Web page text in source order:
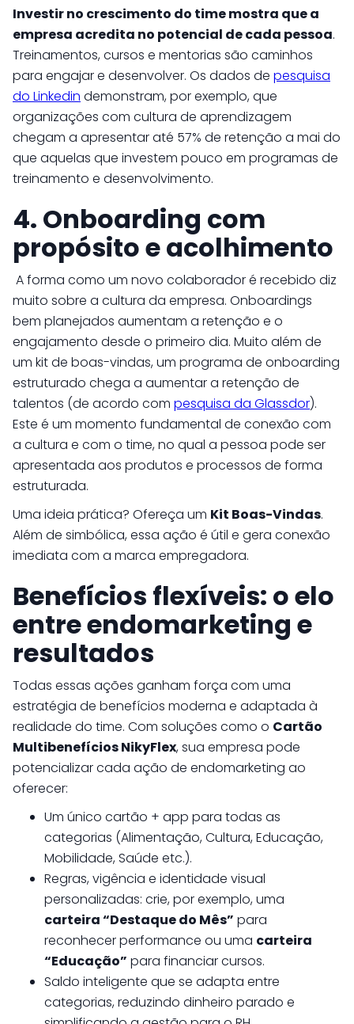
Investir no crescimento do time mostra que a
empresa acredita no potencial de cada pessoa.
Treinamentos, cursos e mentorias são caminhos
para engajar e desenvolver. Os dados de pesquisa
do Linkedin demonstram, por exemplo, que
organizações com cultura de aprendizagem
chegam a apresentar até 57% de retenção a mai do
que aquelas que investem pouco em programas de
treinamento e desenvolvimento.
4. Onboarding com
propósito e acolhimento
A forma como um novo colaborador é recebido diz
muito sobre a cultura da empresa. Onboardings
bem planejados aumentam a retenção e o
engajamento desde o primeiro dia. Muito além de
um kit de boas-vindas, um programa de onboarding
estruturado chega a aumentar a retenção de
talentos (de acordo com pesquisa da Glassdor).
Este é um momento fundamental de conexão com
a cultura e com o time, no qual a pessoa pode ser
apresentada aos produtos e processos de forma
estruturada.
Uma ideia prática? Ofereça um Kit Boas-Vindas.
Além de simbólica, essa ação é útil e gera conexão
imediata com a marca empregadora.
Benefícios flexíveis: o elo
entre endomarketing e
resultados
Todas essas ações ganham força com uma
estratégia de benefícios moderna e adaptada à
realidade do time. Com soluções como o Cartão
Multibenefícios NikyFlex, sua empresa pode
potencializar cada ação de endomarketing ao
oferecer:
Um único cartão + app para todas as
categorias (Alimentação, Cultura, Educação,
Mobilidade, Saúde etc.).
Regras, vigência e identidade visual
personalizadas: crie, por exemplo, uma
carteira “Destaque do Mês” para
reconhecer performance ou uma carteira
“Educação” para financiar cursos.
Saldo inteligente que se adapta entre
categorias, reduzindo dinheiro parado e